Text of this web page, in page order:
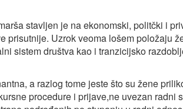
stavljen je na ekonomski, politčki i
prisutnije. Uzrok veoma lošem položaju
sistem društva kao i tranzicijsko
a razlog tome jeste što su žene
procedure i prijave,ne uvezan radni